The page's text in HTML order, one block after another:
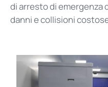
di arresto di emergenza
danni e collisioni